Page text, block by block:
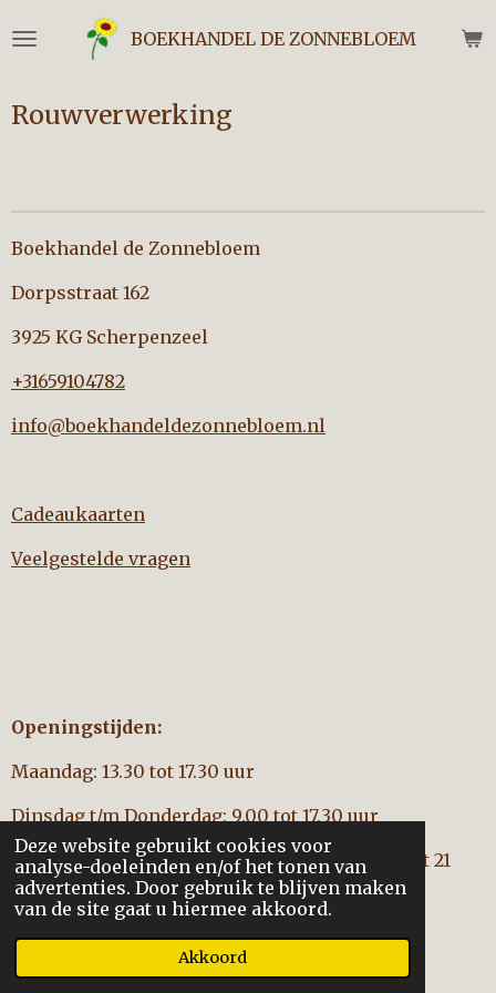
Deze website gebruikt cookies voor
analyse-doeleinden en/of het tonen van
advertenties. Door gebruik te blijven maken
van de site gaat u hiermee akkoord.
Akkoord
direct
de
hoofdinhoud
BOEKHANDEL DE ZONNEBLOEM
Rouwverwerking
Boekhandel de Zonnebloem
Dorpsstraat 162
3925 KG Scherpenzeel
+31659104782
info@boekhandeldezonnebloem.nl
Cadeaukaarten
Veelgestelde vragen
Openingstijden:
Maandag: 13.30 tot 17.30 uur
Dinsdag t/m Donderdag: 9.00 tot 17.30 uur
Vrijdag: 9.00 tot 17:30 uur (geenkoopavond tot 21
aug.)